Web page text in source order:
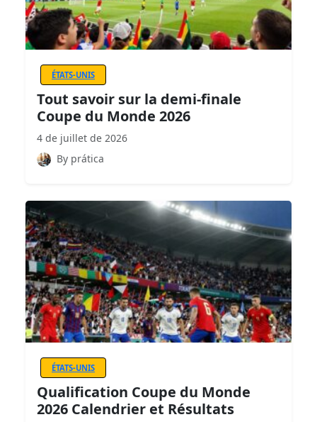
ÉTATS-UNIS
Tout savoir sur la demi-finale
Coupe du Monde 2026
4 de juillet de 2026
By prática
ÉTATS-UNIS
Qualification Coupe du Monde
2026 Calendrier et Résultats